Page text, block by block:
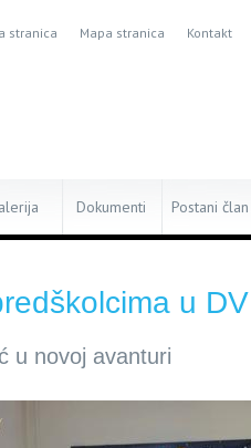
stranica Mapa stranica Kontakt
Dokumenti Postani član
u
u novoj avanturi